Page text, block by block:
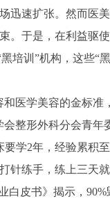
速扩张。然而医
。于是，在利益驱
培训”机构，这些“
学美容的金标准
整形外科分会青
学2年，经验累积
针练手，练上三天
皮书》揭示，90%